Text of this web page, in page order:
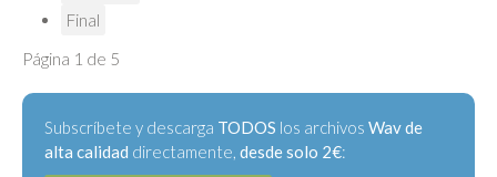
Final
Página 1 de 5
Subscríbete y descarga TODOS los archivos Wav de
alta calidad directamente, desde solo 2€: